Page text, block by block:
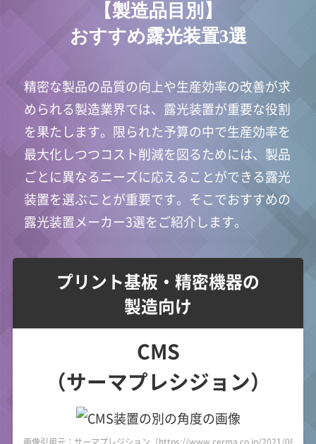
【製造品目別】
おすすめ露光装置3選
精密な製品の品質の向上や生産効率の改善が求
められる製造業界では、露光装置が重要な役割
を果たします。限られた予算の中で生産効率を
最大化しつつコスト削減を図るためには、製品
ごとに異なるニーズに応えることができる露光
装置を選ぶことが重要です。そこでおすすめの
露光装置メーカー3選をご紹介します。
プリント基板・精密機器の
製造向け
CMS
（サーマプレシジョン）
画像引用元：サーマプレジション（https://www.cerma.co.jp/2021/08/20/